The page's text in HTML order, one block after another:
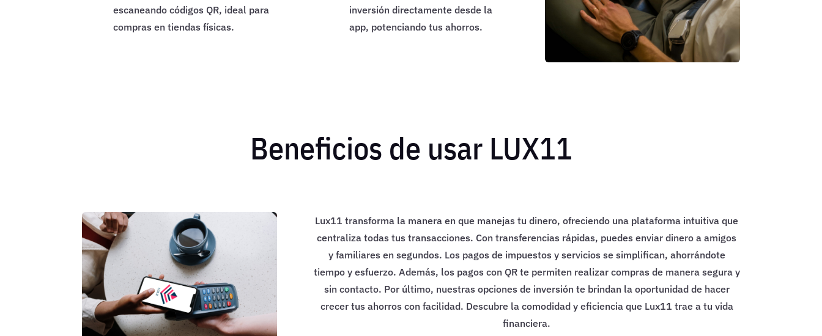
escaneando códigos QR, ideal para
compras en tiendas físicas.
inversión directamente desde la
app, potenciando tus ahorros.
Beneficios de usar LUX11
Lux11 transforma la manera en que manejas tu dinero, ofreciendo una plataforma intuitiva que
centraliza todas tus transacciones. Con transferencias rápidas, puedes enviar dinero a amigos
y familiares en segundos. Los pagos de impuestos y servicios se simplifican, ahorrándote
tiempo y esfuerzo. Además, los pagos con QR te permiten realizar compras de manera segura y
sin contacto. Por último, nuestras opciones de inversión te brindan la oportunidad de hacer
crecer tus ahorros con facilidad. Descubre la comodidad y eficiencia que Lux11 trae a tu vida
financiera.